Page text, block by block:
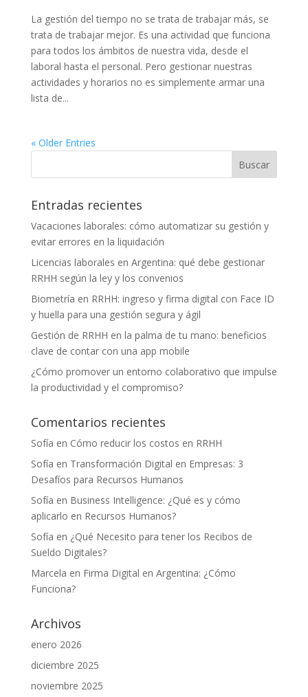
La gestión del tiempo no se trata de trabajar más, se
trata de trabajar mejor. Es una actividad que funciona
para todos los ámbitos de nuestra vida, desde el
laboral hasta el personal. Pero gestionar nuestras
actividades y horarios no es simplemente armar una
lista de...
« Older Entries
Entradas recientes
Vacaciones laborales: cómo automatizar su gestión y
evitar errores en la liquidación
Licencias laborales en Argentina: qué debe gestionar
RRHH según la ley y los convenios
Biometría en RRHH: ingreso y firma digital con Face ID
y huella para una gestión segura y ágil
Gestión de RRHH en la palma de tu mano: beneficios
clave de contar con una app mobile
¿Cómo promover un entorno colaborativo que impulse
la productividad y el compromiso?
Comentarios recientes
Sofía en Cómo reducir los costos en RRHH
Sofía en Transformación Digital en Empresas: 3
Desafíos para Recursos Humanos
Sofía en Business Intelligence: ¿Qué es y cómo
aplicarlo en Recursos Humanos?
Sofía en ¿Qué Necesito para tener los Recibos de
Sueldo Digitales?
Marcela en Firma Digital en Argentina: ¿Cómo
Funciona?
Archivos
enero 2026
diciembre 2025
noviembre 2025